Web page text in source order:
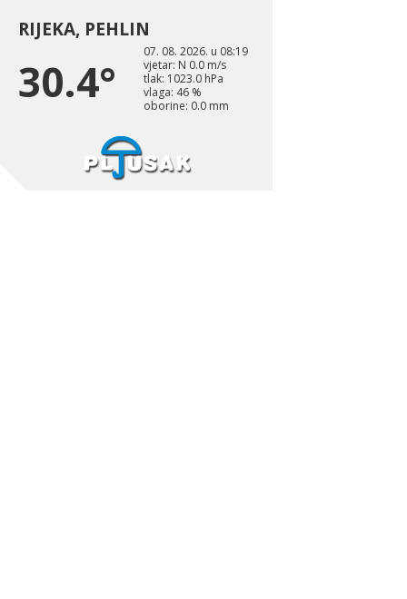
RIJEKA, PEHLIN
30.4°
07. 08. 2026. u 08:19
vjetar: N 0.0 m/s
tlak: 1023.0 hPa
vlaga: 46 %
oborine: 0.0 mm